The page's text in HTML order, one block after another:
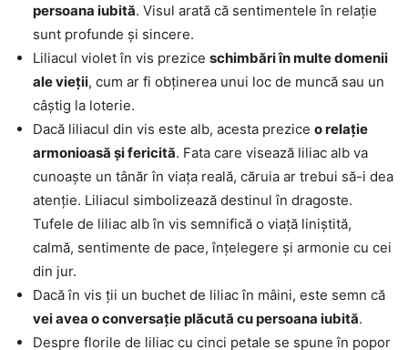
persoana iubită. Visul arată că sentimentele în relație
sunt profunde și sincere.
Liliacul violet în vis prezice schimbări în multe domenii
ale vieții, cum ar fi obținerea unui loc de muncă sau un
câștig la loterie.
Dacă liliacul din vis este alb, acesta prezice o relație
armonioasă și fericită. Fata care visează liliac alb va
cunoaște un tânăr în viața reală, căruia ar trebui să-i dea
atenție. Liliacul simbolizează destinul în dragoste.
Tufele de liliac alb în vis semnifică o viață liniștită,
calmă, sentimente de pace, înțelegere și armonie cu cei
din jur.
Dacă în vis ții un buchet de liliac în mâini, este semn că
vei avea o conversație plăcută cu persoana iubită.
Despre florile de liliac cu cinci petale se spune în popor